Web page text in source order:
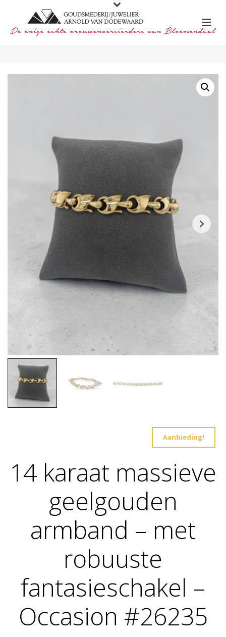
Aanbieding!
14 karaat massieve
geelgouden
armband – met
robuuste
fantasieschakel –
Occasion #26235